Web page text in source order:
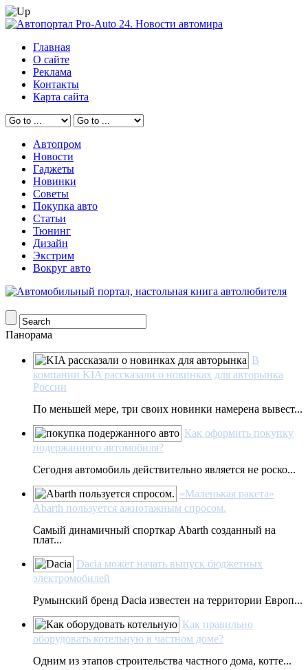
Главная
О сайте
Реклама
Контакты
Карта сайта
Автопром
Новости
Гаджеты
Новинки
Советы
Покупка авто
Статьи
Тюнинг
Дизайн
Экстрим
Вокруг авто
Панорама
В
компании KIA рассказали о новинках для авторынка
России
По меньшей мере, три своих новинки намерена вывест...
Как оформить покупку
подержанного автомобиля?
Сегодня автомобиль действительно является не роско...
«Маленькая ракета»
Abarth пользуется ажиотажным спросом.
Самый динамичный спорткар Abarth созданный на
плат...
Dacia может начать выпуск бюджетных
электромобилей
Румынский бренд Dacia известен на территории Европ...
Как правильно
оборудовать котельную в частном доме?
Одним из этапов строительства частного дома, котте...